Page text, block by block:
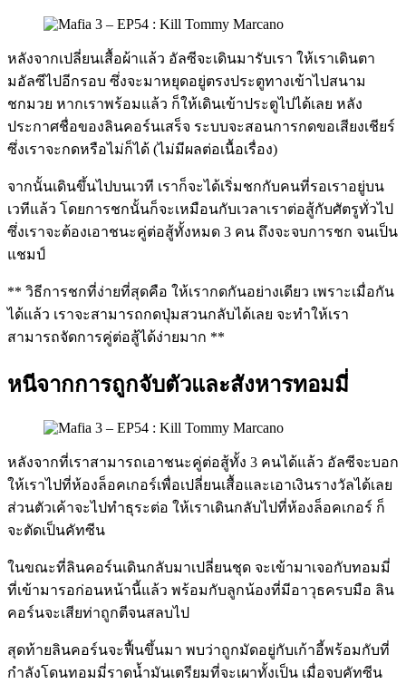
หลังจากเปลี่ยนเสื้อผ้าแล้ว อัลซีจะเดินมารับเรา ให้เราเดินตา
มอัลซีไปอีกรอบ ซึ่งจะมาหยุดอยู่ตรงประตูทางเข้าไปสนาม
ชกมวย หากเราพร้อมแล้ว ก็ให้เดินเข้าประตูไปได้เลย หลัง
ประกาศชื่อของลินคอร์นเสร็จ ระบบจะสอนการกดขอเสียงเชียร์
ซึ่งเราจะกดหรือไม่ก็ได้ (ไม่มีผลต่อเนื้อเรื่อง)
จากนั้นเดินขึ้นไปบนเวที เราก็จะได้เริ่มชกกับคนที่รอเราอยู่บน
เวทีแล้ว โดยการชกนั้นก็จะเหมือนกับเวลาเราต่อสู้กับศัตรูทั่วไป
ซึ่งเราจะต้องเอาชนะคู่ต่อสู้ทั้งหมด 3 คน ถึงจะจบการชก จนเป็น
แชมป์
** วิธีการชกที่ง่ายที่สุดคือ ให้เรากดกันอย่างเดียว เพราะเมื่อกัน
ได้แล้ว เราจะสามารถกดปุ่มสวนกลับได้เลย จะทำให้เรา
สามารถจัดการคู่ต่อสู้ได้ง่ายมาก **
หนีจากการถูกจับตัวและสังหารทอมมี่
หลังจากที่เราสามารถเอาชนะคู่ต่อสู้ทั้ง 3 คนได้แล้ว อัลซีจะบอก
ให้เราไปที่ห้องล็อคเกอร์เพื่อเปลี่ยนเสื้อและเอาเงินรางวัลได้เลย
ส่วนตัวเค้าจะไปทำธุระต่อ ให้เราเดินกลับไปที่ห้องล็อคเกอร์ ก็
จะตัดเป็นคัทซีน
ในขณะที่ลินคอร์นเดินกลับมาเปลี่ยนชุด จะเข้ามาเจอกับทอมมี่
ที่เข้ามารอก่อนหน้านี้แล้ว พร้อมกับลูกน้องที่มีอาวุธครบมือ ลิน
คอร์นจะเสียท่าถูกตีจนสลบไป
สุดท้ายลินคอร์นจะฟื้นขึ้นมา พบว่าถูกมัดอยู่กับเก้าอี้พร้อมกับที่
กำลังโดนทอมมี่ราดน้ำมันเตรียมที่จะเผาทั้งเป็น เมื่อจบคัทซีน